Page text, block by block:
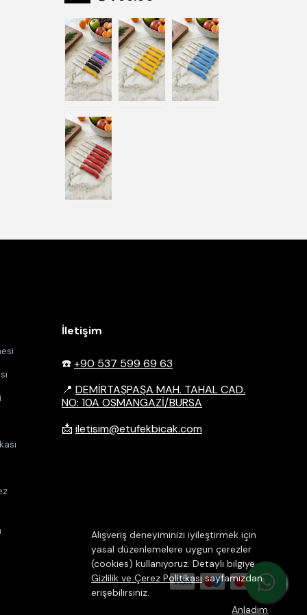
Alışveriş deneyiminizi iyileştirmek için
yasal düzenlemelere uygun çerezler
(cookies) kullanıyoruz. Detaylı bilgiye
Gizlilik ve Çerez Politikası sayfamızdan
erişebilirsiniz.
Anladım
İletişim
☎️+90 537 599 69 63
📍 DEMİRTAŞPAŞA MAH. TAHAL CAD.
NO: 10A OSMANGAZİ/BURSA
📩 iletisim@etufekbicak.com